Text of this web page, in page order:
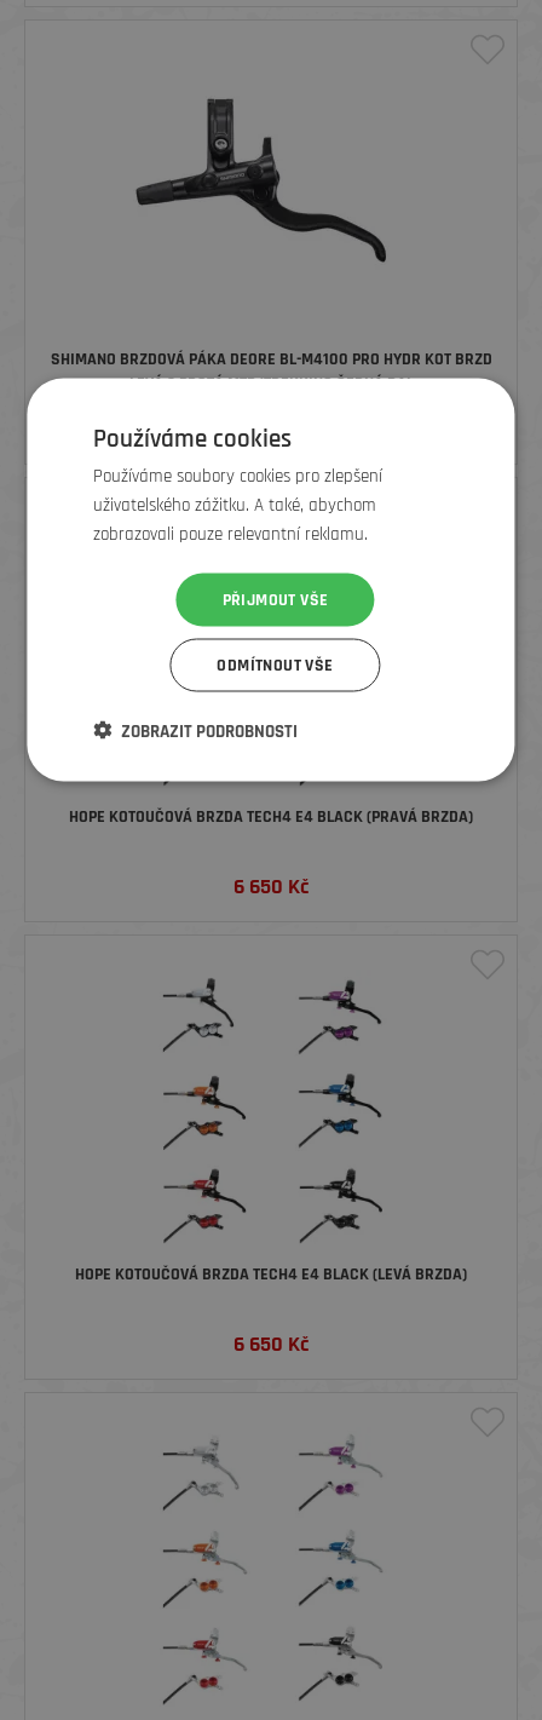
SHIMANO BRZDOVÁ PÁKA DEORE BL-M4100 PRO HYDR KOT BRZD
LEVÁ 2 PRSTÁ MTB/TREKKING ČERNÁ BAL
600 Kč399
HOPE KOTOUČOVÁ BRZDA TECH4 E4 BLACK (PRAVÁ BRZDA)
6 650 Kč
HOPE KOTOUČOVÁ BRZDA TECH4 E4 BLACK (LEVÁ BRZDA)
6 650 Kč
Používáme cookies
Používáme soubory cookies pro zlepšení
uživatelského zážitku. A také, abychom
zobrazovali pouze relevantní reklamu.
PŘIJMOUT VŠE
ODMÍTNOUT VŠE
ZOBRAZIT PODROBNOSTI